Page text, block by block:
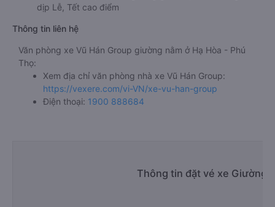
dịp Lễ, Tết cao điểm
Thông tin liên hệ
Văn phòng xe Vũ Hán Group giường nằm ở Hạ Hòa - Phú
Thọ:
Xem địa chỉ văn phòng nhà xe Vũ Hán Group:
https://vexere.com/vi-VN/xe-vu-han-group
Điện thoại: 1900 888684
Thông tin đặt vé xe Giường